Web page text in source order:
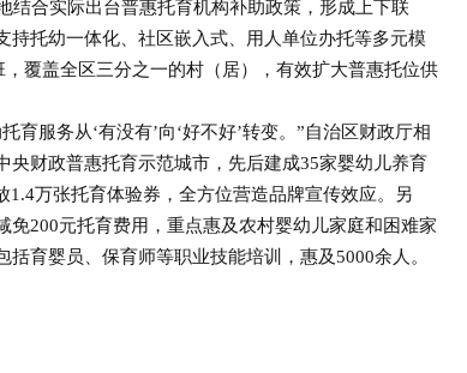
结合实际出台普惠托育机构补助政策，形成上下联
托幼一体化、社区嵌入式、用人单位办托等多元模
覆盖全区三分之一的村（居），有效扩大普惠托位供
服务从‘有没有’向‘好不好’转变。”自治区财政厅相
央财政普惠托育示范城市，先后建成35家婴幼儿养育
1.4万张托育体验券，全方位营造品牌宣传效应。另
200元托育费用，重点惠及农村婴幼儿家庭和困难家
育婴员、保育师等职业技能培训，惠及5000余人。